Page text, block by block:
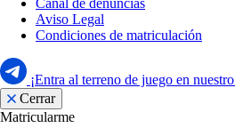
Canal de denuncias
Aviso Legal
Condiciones de matriculación
¡Entra al terreno de juego en nuestro
Cerrar
Matricularme